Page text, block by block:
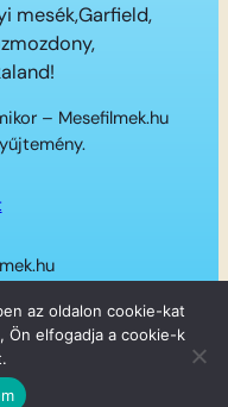
mesék,Garfield,
– Mesefilmek.hu
az oldalon cookie-kat
Ön elfogadja a cookie-k